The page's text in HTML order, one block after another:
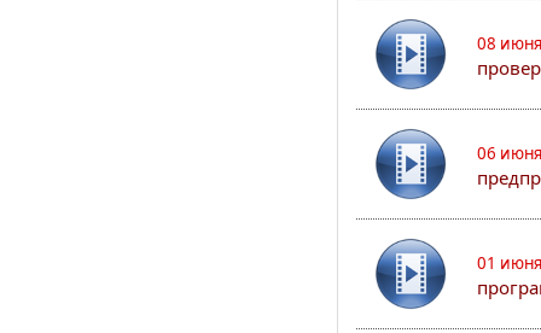
08
06
01